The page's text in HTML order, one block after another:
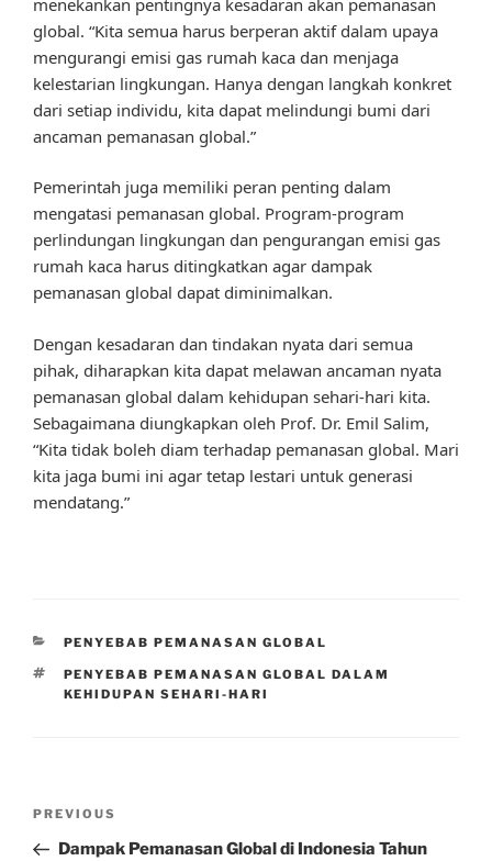
global. “Kita semua harus berperan aktif dalam upaya
mengurangi emisi gas rumah kaca dan menjaga
kelestarian lingkungan. Hanya dengan langkah konkret
dari setiap individu, kita dapat melindungi bumi dari
ancaman pemanasan global.”
Pemerintah juga memiliki peran penting dalam
mengatasi pemanasan global. Program-program
perlindungan lingkungan dan pengurangan emisi gas
rumah kaca harus ditingkatkan agar dampak
pemanasan global dapat diminimalkan.
Dengan kesadaran dan tindakan nyata dari semua
pihak, diharapkan kita dapat melawan ancaman nyata
pemanasan global dalam kehidupan sehari-hari kita.
Sebagaimana diungkapkan oleh Prof. Dr. Emil Salim,
“Kita tidak boleh diam terhadap pemanasan global. Mari
kita jaga bumi ini agar tetap lestari untuk generasi
mendatang.”
CATEGORIES
PENYEBAB PEMANASAN GLOBAL
TAGS
PENYEBAB PEMANASAN GLOBAL DALAM
KEHIDUPAN SEHARI-HARI
Previous
Post
PREVIOUS
Dampak Pemanasan Global di Indonesia Tahun